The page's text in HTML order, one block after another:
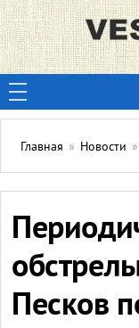
Главная » Новости »
Песков